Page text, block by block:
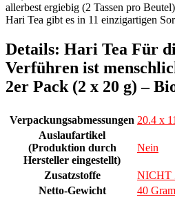
allerbest ergiebig (2 Tassen pro Beutel)
Hari Tea gibt es in 11 einzigartigen
Details: Hari Tea Für
Verführen ist
2er Pack (2 x 20 g) –
Verpackungsabmessungen 20.4 x
Auslaufartikel
(Produktion durch
Hersteller eingestellt)
Nein
Zusatzstoffe
NICHT
Netto-Gewicht
40